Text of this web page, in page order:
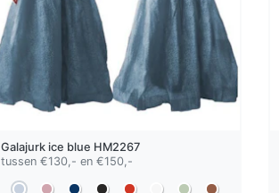
Galajurk ice blue HM2267
tussen €130,- en €150,-